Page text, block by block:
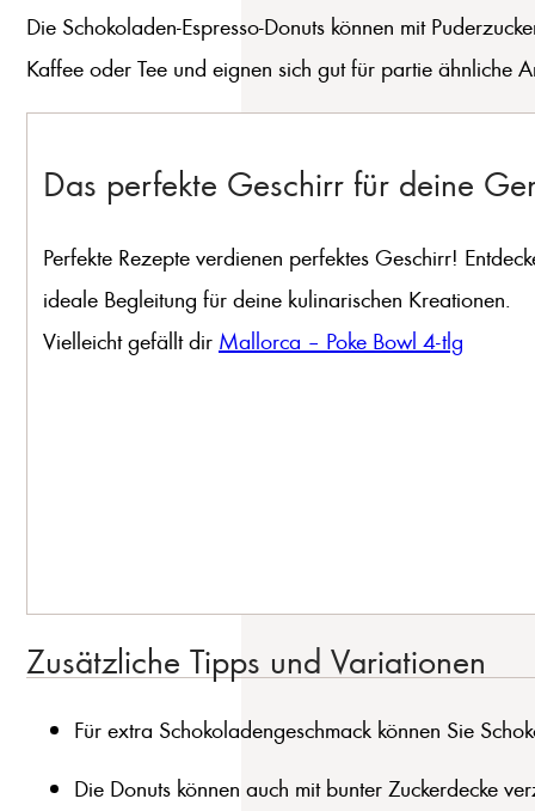
Die Schokoladen-Espresso-Donuts können mit
Kaffee oder Tee und eignen sich gut für partie ähnliche
Das perfekte Geschirr für deine
Perfekte Rezepte verdienen perfektes Geschirr!
ideale Begleitung für deine kulinarischen Kreationen.
Vielleicht gefällt dir Mallorca – Poke Bowl 4-tlg
Zusätzliche Tipps und Variationen
Für extra Schokoladengeschmack können Sie
Die Donuts können auch mit bunter Zuckerdecke